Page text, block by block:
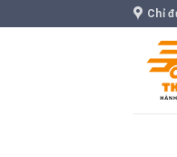
Chỉ